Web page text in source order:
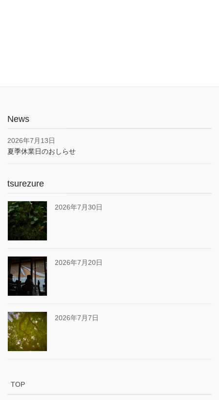
News
2026年7月13日
夏季休業日のおしらせ
tsurezure
2026年7月30日
2026年7月20日
2026年7月7日
TOP